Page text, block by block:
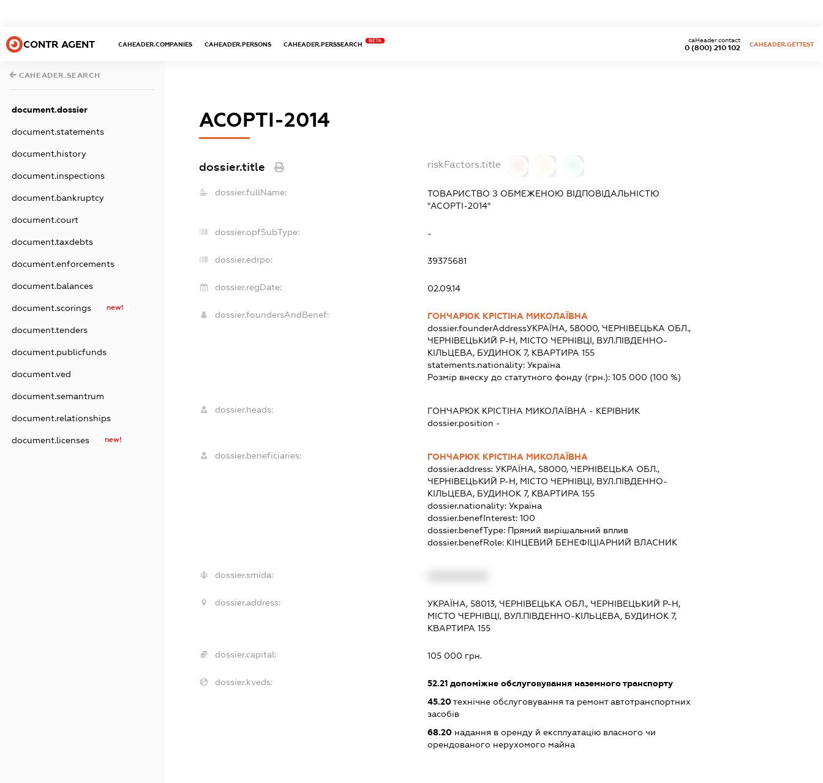
CONTR AGENT CAHEADER.COMPANIES CAHEADER.PERSONS CAHEADER.PERSSEARCH
BETA
0 (800) 210 102
caHeader.contact
CAHEADER.GETTEST
CAHEADER.SEARCH
document.dossier
document.statements
document.history
document.inspections
document.bankruptcy
document.court
document.taxdebts
document.enforcements
document.balances
document.scorings new!
document.tenders
document.publicfunds
document.ved
document.semantrum
document.relationships
document.licenses new!
АСОРТІ-2014
dossier.title riskFactors.title
dossier.fullName:
ТОВАРИСТВО З ОБМЕЖЕНОЮ ВІДПОВІДАЛЬНІСТЮ
"АСОРТІ-2014"
dossier.opfSubType: -
dossier.edrpo: 39375681
dossier.regDate: 02.09.14
dossier.foundersAndBenef:
ГОНЧАРЮК КРІСТІНА МИКОЛАЇВНА
dossier.founderAddressУКРАЇНА, 58000, ЧЕРНІВЕЦЬКА ОБЛ.,
ЧЕРНІВЕЦЬКИЙ Р-Н, МІСТО ЧЕРНІВЦІ, ВУЛ.ПІВДЕННО-
КІЛЬЦЕВА, БУДИНОК 7, КВАРТИРА 155
statements.nationality: Україна
Розмір внеску до статутного фонду (грн.): 105 000 (100 %)
dossier.heads: ГОНЧАРЮК КРІСТІНА МИКОЛАЇВНА - КЕРІВНИК
dossier.position -
dossier.beneficiaries:
ГОНЧАРЮК КРІСТІНА МИКОЛАЇВНА
dossier.address: УКРАЇНА, 58000, ЧЕРНІВЕЦЬКА ОБЛ.,
ЧЕРНІВЕЦЬКИЙ Р-Н, МІСТО ЧЕРНІВЦІ, ВУЛ.ПІВДЕННО-
КІЛЬЦЕВА, БУДИНОК 7, КВАРТИРА 155
dossier.nationality: Україна
dossier.benefInterest: 100
dossier.benefType: Прямий вирішальний вплив
dossier.benefRole: КІНЦЕВИЙ БЕНЕФІЦІАРНИЙ ВЛАСНИК
dossier.smida:
dossier.address:
УКРАЇНА, 58013, ЧЕРНІВЕЦЬКА ОБЛ., ЧЕРНІВЕЦЬКИЙ Р-Н,
МІСТО ЧЕРНІВЦІ, ВУЛ.ПІВДЕННО-КІЛЬЦЕВА, БУДИНОК 7,
КВАРТИРА 155
dossier.capital: 105 000 грн.
dossier.kveds: 52.21допоміжне обслуговування наземного транспорту
45.20технічне обслуговування та ремонт автотранспортних
засобів
68.20надання в оренду й експлуатацію власного чи
орендованого нерухомого майна